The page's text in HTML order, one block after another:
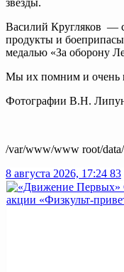
Василий Кругляков —
продукты и
медалью «За оборону
Мы их помним и очень
Фотографии В.Н.
/var/www/www root/
8 августа 2026, 17:24 83